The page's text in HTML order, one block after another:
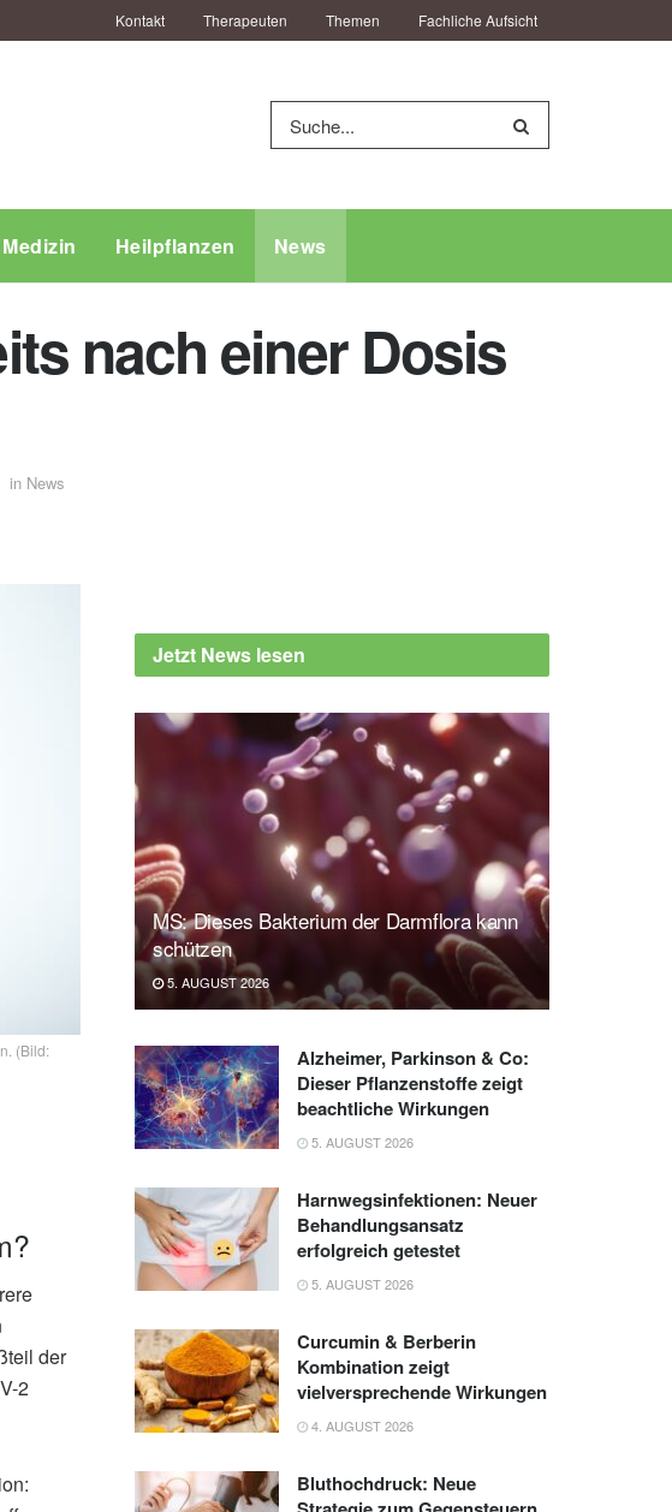
Kontakt Therapeuten Themen Fachliche Aufsicht
Heilpflanzen News
nach einer Dosis
in News
(Bild:
der
2
Jetzt News lesen
MS: Dieses Bakterium der Darmflora kann
schützen
5. AUGUST 2026
Alzheimer, Parkinson & Co:
Dieser Pflanzenstoffe zeigt
beachtliche Wirkungen
5. AUGUST 2026
Harnwegsinfektionen: Neuer
Behandlungsansatz
erfolgreich getestet
5. AUGUST 2026
Curcumin & Berberin
Kombination zeigt
vielversprechende Wirkungen
4. AUGUST 2026
Bluthochdruck: Neue